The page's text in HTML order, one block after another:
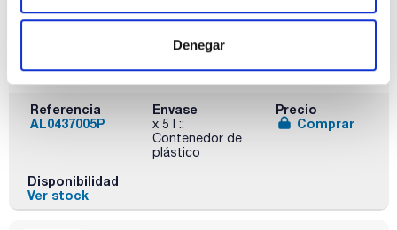
Denegar
x 5 l
Referencia
AL0437005P
Envase
x 5 l ::
Contenedor de
plástico
Precio
Comprar
Disponibilidad
Ver stock